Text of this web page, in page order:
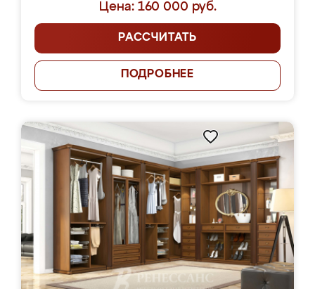
Цена: 160 000 руб.
РАССЧИТАТЬ
ПОДРОБНЕЕ